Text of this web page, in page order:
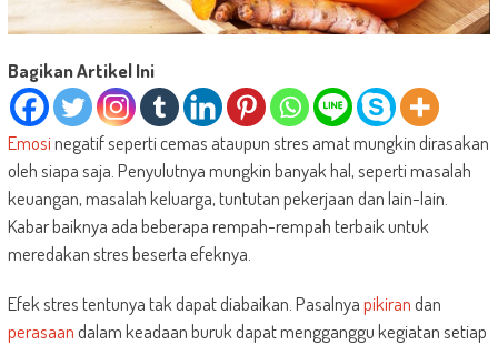
Bagikan Artikel Ini
Emosinegatif seperti cemas ataupun stres amat mungkin dirasakan
oleh siapa saja. Penyulutnya mungkin banyak hal, seperti masalah
keuangan, masalah keluarga, tuntutan pekerjaan dan lain-lain.
Kabar baiknya ada beberapa rempah-rempah terbaik untuk
meredakan stres beserta efeknya.
Efek stres tentunya tak dapat diabaikan. Pasalnyapikirandan
perasaandalam keadaan buruk dapat mengganggu kegiatan setiap